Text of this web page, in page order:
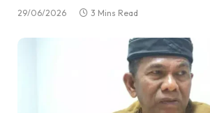
29/06/2026 3 Mins Read